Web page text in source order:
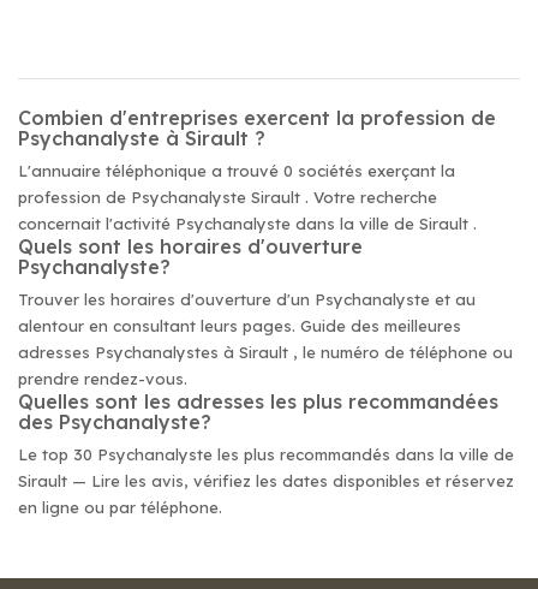
Combien d'entreprises exercent la profession de
Psychanalyste à Sirault ?
L'annuaire téléphonique a trouvé 0 sociétés exerçant la
profession de Psychanalyste Sirault . Votre recherche
concernait l'activité Psychanalyste dans la ville de Sirault .
Quels sont les horaires d'ouverture
Psychanalyste?
Trouver les horaires d'ouverture d'un Psychanalyste et au
alentour en consultant leurs pages. Guide des meilleures
adresses Psychanalystes à Sirault , le numéro de téléphone ou
prendre rendez-vous.
Quelles sont les adresses les plus recommandées
des Psychanalyste?
Le top 30 Psychanalyste les plus recommandés dans la ville de
Sirault — Lire les avis, vérifiez les dates disponibles et réservez
en ligne ou par téléphone.